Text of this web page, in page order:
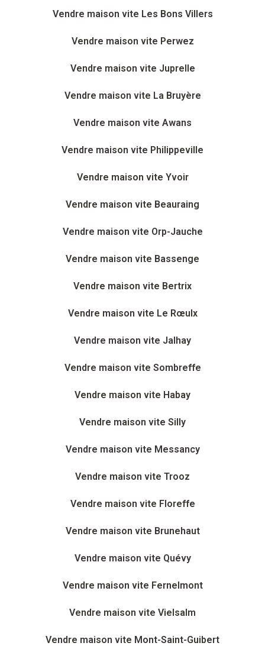
Vendre maison vite Les Bons Villers
Vendre maison vite Perwez
Vendre maison vite Juprelle
Vendre maison vite La Bruyère
Vendre maison vite Awans
Vendre maison vite Philippeville
Vendre maison vite Yvoir
Vendre maison vite Beauraing
Vendre maison vite Orp-Jauche
Vendre maison vite Bassenge
Vendre maison vite Bertrix
Vendre maison vite Le Rœulx
Vendre maison vite Jalhay
Vendre maison vite Sombreffe
Vendre maison vite Habay
Vendre maison vite Silly
Vendre maison vite Messancy
Vendre maison vite Trooz
Vendre maison vite Floreffe
Vendre maison vite Brunehaut
Vendre maison vite Quévy
Vendre maison vite Fernelmont
Vendre maison vite Vielsalm
Vendre maison vite Mont-Saint-Guibert